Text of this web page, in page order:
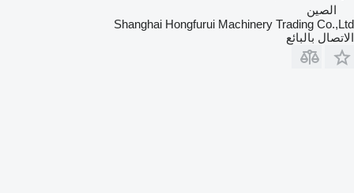
الصين
Shanghai Hongfurui Machinery Trading Co.,Ltd
الاتصال بالبائع